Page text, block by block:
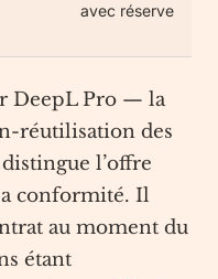
avec réserve
DeepL Pro — la
réutilisation des
l’offre
conformité. Il
au moment du
étant